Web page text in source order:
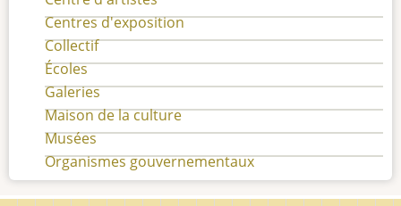
Centres d'exposition
Collectif
Écoles
Galeries
Maison de la culture
Musées
Organismes gouvernementaux